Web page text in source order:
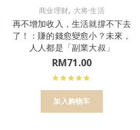
商业理财, 大将·生活
再不增加收入，生活就撐不下去
了！：賺的錢愈變愈小？未來，
人人都是「副業大叔」
RM71.00
加入购物车